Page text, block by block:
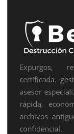
Expurgos,
certificada,
asesor
rápida,
archivos
confidencial.